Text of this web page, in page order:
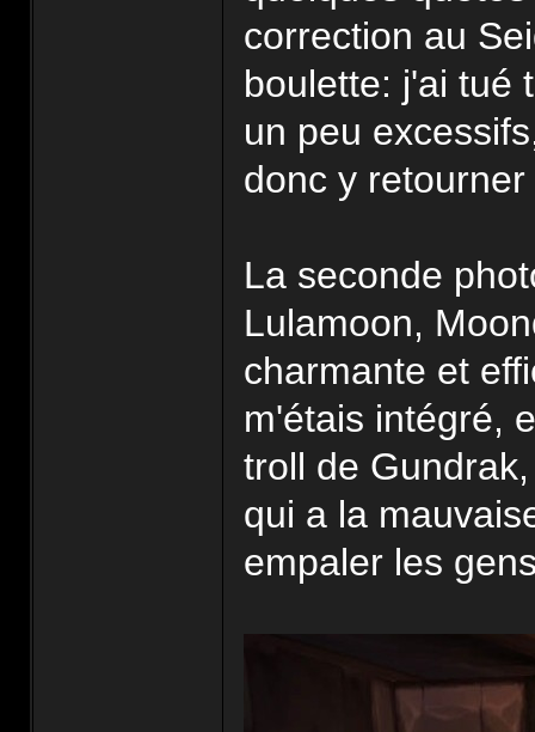
correction au
boulette: j'ai tué
un peu
donc y retourner
La seconde
Lulamoon,
charmante et
m'étais intégré,
troll de
qui a la
empaler les